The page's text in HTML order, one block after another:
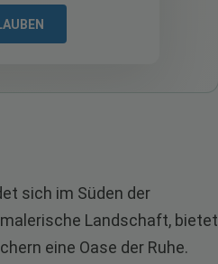
sich im Süden der
Landschaft, bietet
eine Oase der Ruhe.